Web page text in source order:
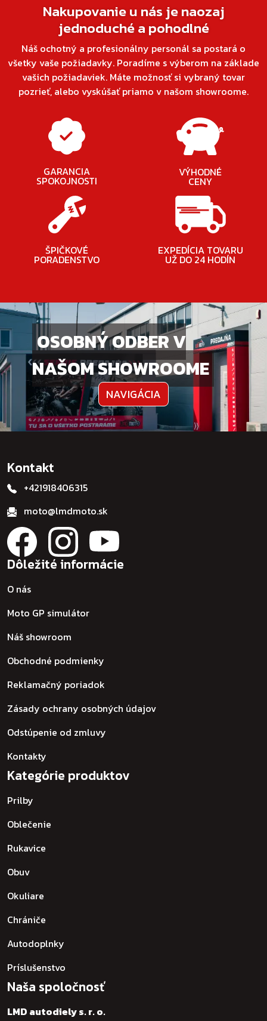
Nakupovanie u nás je naozaj
jednoduché a pohodlné
Náš ochotný a profesionálny personál sa postará o
všetky vaše požiadavky. Poradíme s výberom na základe
vašich požiadaviek. Máte možnosť si vybraný tovar
pozrieť, alebo vyskúšať priamo v našom showroome.
GARANCIA
SPOKOJNOSTI
VÝHODNÉ
CENY
ŠPIČKOVÉ
PORADENSTVO
EXPEDÍCIA TOVARU
UŽ DO 24 HODÍN
OSOBNÝ ODBER V
NAŠOM SHOWROOME
NAVIGÁCIA
Kontakt
+421918406315
moto@lmdmoto.sk
Dôležité informácie
O nás
Moto GP simulátor
Náš showroom
Obchodné podmienky
Reklamačný poriadok
Zásady ochrany osobných údajov
Odstúpenie od zmluvy
Kontakty
Kategórie produktov
Prilby
Oblečenie
Rukavice
Obuv
Okuliare
Chrániče
Autodoplnky
Príslušenstvo
Naša spoločnosť
LMD autodiely s. r. o.